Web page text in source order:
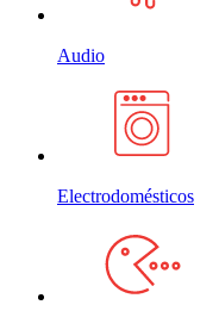
Audio
Electrodomésticos